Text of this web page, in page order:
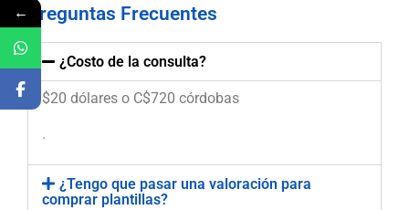
Preguntas Frecuentes
¿Costo de la consulta?
$20 dólares o C$720 córdobas
.
¿Tengo que pasar una valoración para
comprar plantillas?
←